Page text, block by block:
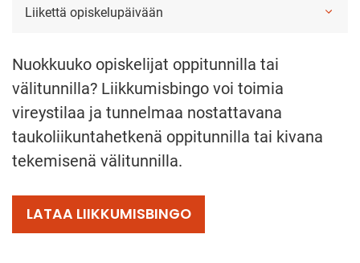
Liikettä opiskelupäivään
Nuokkuuko opiskelijat oppitunnilla tai
välitunnilla? Liikkumisbingo voi toimia
vireystilaa ja tunnelmaa nostattavana
taukoliikuntahetkenä oppitunnilla tai kivana
tekemisenä välitunnilla.
LATAA LIIKKUMISBINGO